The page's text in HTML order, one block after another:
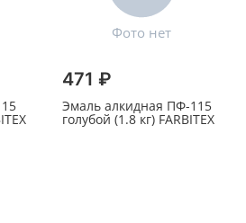
471 ₽
Эмаль алкидная ПФ-115
голубой (1.8 кг) FARBITEX